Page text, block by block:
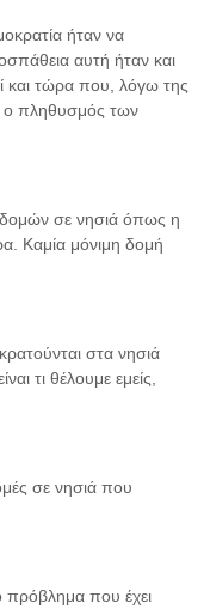
ήταν να
αυτή ήταν και
και τώρα που, λόγω της
ο πληθυσμός των
σε νησιά όπως η
Καμία μόνιμη δομή
στα νησιά
τι θέλουμε εμείς,
σε νησιά που
πρόβλημα που έχει